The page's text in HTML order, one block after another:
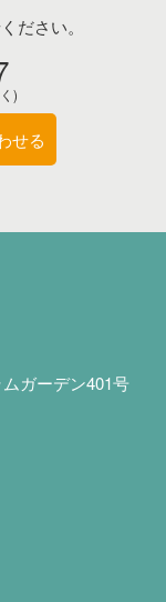
ださい。
)
せる
ガーデン401号